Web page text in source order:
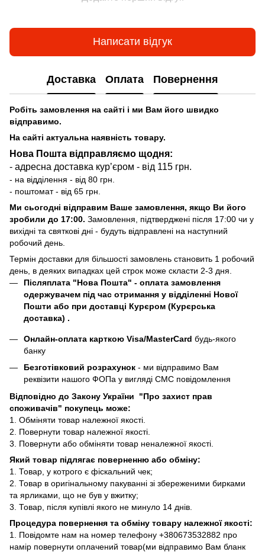
Написати відгук
Доставка Оплата Повернення
Робіть замовлення на сайті і ми Вам його швидко
відправимо.
На сайті актуальна наявність товару.
Нова Пошта відправляємо щодня:
- адресна доставка курʼєром - від 115 грн.
- на відділення - від 80 грн.
- поштомат - від 65 грн.
Ми сьогодні відправим Ваше замовлення, якщо Ви його
зробили до 17:00. Замовлення, підтверджені після 17:00 чи у
вихідні та святкові дні - будуть відправлені на наступний
робочий день.
Термін доставки для більшості замовлень становить 1 робочий
день, в деяких випадках цей строк може скласти 2-3 дня.
Післяплата "Нова Пошта" - оплата замовлення
одержувачем під час отримання у відділенні Нової
Пошти або при доставці Курєром (Курєрська
доставка) .
Онлайн-оплата карткою Visa/MasterCard будь-якого
банку
Безготівковий розрахунок - ми відправимо Вам
реквізити нашого ФОПа у вигляді СМС повідомлення
Відповідно до Закону України "Про захист прав
споживачів" покупець може:
1. Обміняти товар належної якості.
2. Повернути товар належної якості.
3. Повернути або обміняти товар неналежної якості.
Який товар підлягає поверненню або обміну:
1. Товар, у котрого є фіскальний чек;
2. Товар в оригінальному пакуванні зі збереженими бирками
та ярликами, що не був у вжитку;
3. Товар, після купівлі якого не минуло 14 днів.
Процедура повернення та обміну товару належної якості:
1. Повідомте нам на номер телефону +380673532882 про
намір повернути оплачений товар(ми відправимо Вам бланк